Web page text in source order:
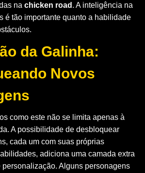
na chicken road . A inteligência na
é tão importante quanto a habilidade
da Galinha:
Novos
como este não se limita apenas à
A possibilidade de desbloquear
cada um com suas próprias
adiciona uma camada extra
Alguns personagens